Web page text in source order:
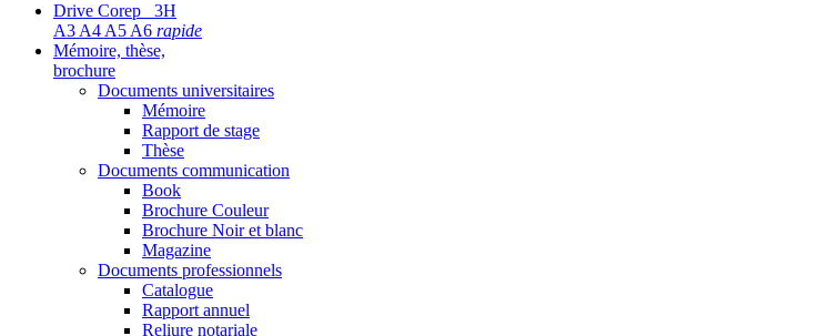
Drive Corep 3H
A3 A4 A5 A6 rapide
Mémoire, thèse,
brochure
Documents universitaires
Mémoire
Rapport de stage
Thèse
Documents communication
Book
Brochure Couleur
Brochure Noir et blanc
Magazine
Documents professionnels
Catalogue
Rapport annuel
Reliure notariale